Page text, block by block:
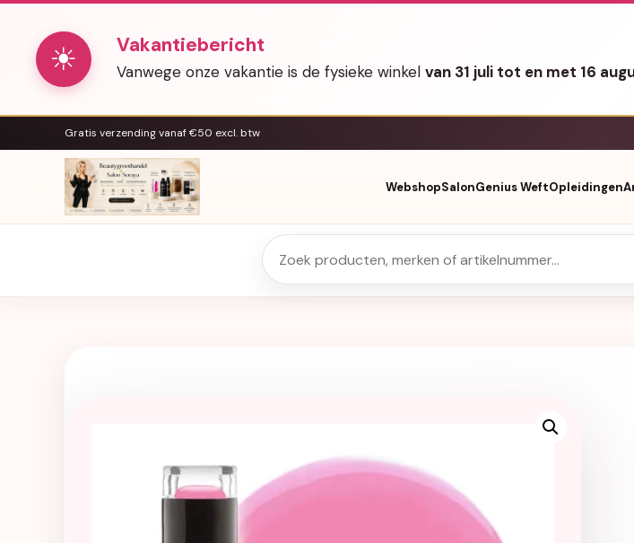
☀ Vakantiebericht
Vanwege onze vakantie is de fysieke winkel van 31 juli tot en met 16
Gratis verzending vanaf €50 excl. btw
WebshopSalonGenius WeftOpleidingen